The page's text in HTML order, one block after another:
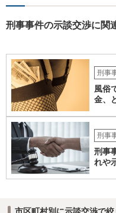
す。
刑事事件の示談交渉に関
刑事
風俗
金、
刑事
刑事
れや